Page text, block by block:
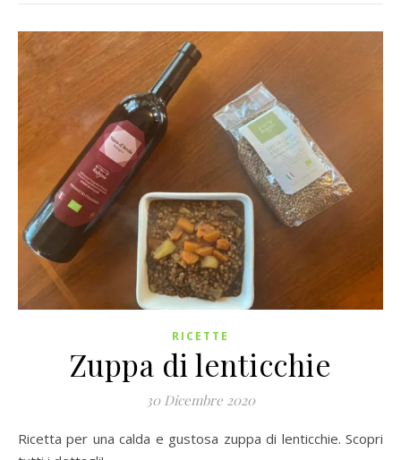
RICETTE
Zuppa di lenticchie
30 Dicembre 2020
Ricetta per una calda e gustosa zuppa di lenticchie. Scopri